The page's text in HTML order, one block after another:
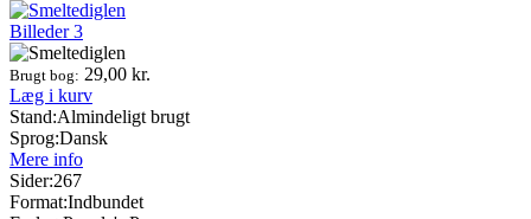
Billeder 3
Brugt bog: 29,00 kr.
Læg i kurv
Stand:Almindeligt brugt
Sprog:Dansk
Mere info
Sider:267
Format:Indbundet